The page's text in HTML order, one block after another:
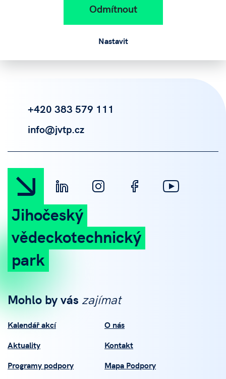
Odmítnout
Nastavit
článek na:
+420 383 579 111
info@jvtp.cz
Jihočeský
vědeckotechnický
park
Mohlo by vás zajímat
Kalendář akcí
Aktuality
Programy podpory
O nás
Kontakt
Mapa Podpory